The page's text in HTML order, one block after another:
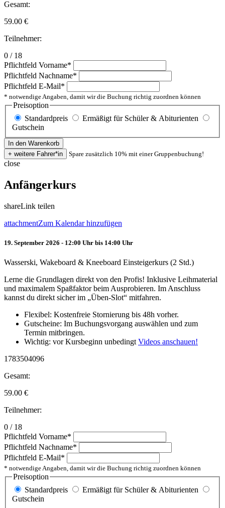
Gesamt:
59.00 €
Teilnehmer:
0 / 18
Pflichtfeld Vorname*
Pflichtfeld Nachname*
Pflichtfeld E-Mail*
* notwendige Angaben, damit wir die Buchung richtig zuordnen können
Preisoption
Standardpreis
Ermäßigt für Schüler & Abiturienten
Gutschein
Spare zusätzlich 10% mit einer Gruppenbuchung!
close
Anfängerkurs
shareLink teilen
attachmentZum Kalendar hinzufügen
19. September 2026 - 12:00 Uhr bis 14:00 Uhr
Wasserski, Wakeboard & Kneeboard Einsteigerkurs (2 Std.)
Lerne die Grundlagen direkt von den Profis! Inklusive Leihmaterial
und maximalem Spaßfaktor beim Ausprobieren. Im Anschluss
kannst du direkt sicher im „Üben-Slot“ mitfahren.
Flexibel: Kostenfreie Stornierung bis 48h vorher.
Gutscheine: Im Buchungsvorgang auswählen und zum
Termin mitbringen.
Wichtig: vor Kursbeginn unbedingt Videos anschauen!
1783504096
Gesamt:
59.00 €
Teilnehmer:
0 / 18
Pflichtfeld Vorname*
Pflichtfeld Nachname*
Pflichtfeld E-Mail*
* notwendige Angaben, damit wir die Buchung richtig zuordnen können
Preisoption
Standardpreis
Ermäßigt für Schüler & Abiturienten
Gutschein